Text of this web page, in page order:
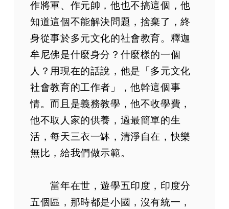
作將軍、作元帥，他也不搞這個，他
知道這個不能解決問題，捨棄了，終
身從事於多元文化的社會教育。釋迦
牟尼佛是什麼身分？什麼樣的一個
人？用現在的話說，他是「多元文化
社會教育的工作者」，他幹這個事
情。而且是義務教學，他不收學費，
他不取人家的供養，過最簡單的生
活，每天三衣一缽，清淨自在，快樂
無比，給我們做示範。
當年在世，遊學五印度，印度分
五個區，那時都是小國，沒有統一，